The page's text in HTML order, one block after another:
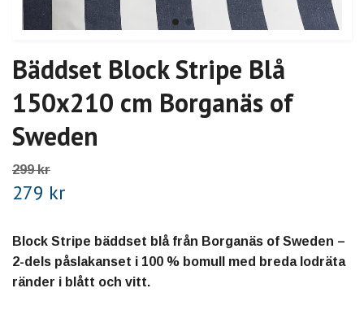
Bäddset Block Stripe Blå
150x210 cm Borganäs of
Sweden
299 kr
279 kr
Block Stripe bäddset blå från Borganäs of Sweden –
2-dels påslakanset i 100 % bomull med breda lodräta
ränder i blått och vitt.